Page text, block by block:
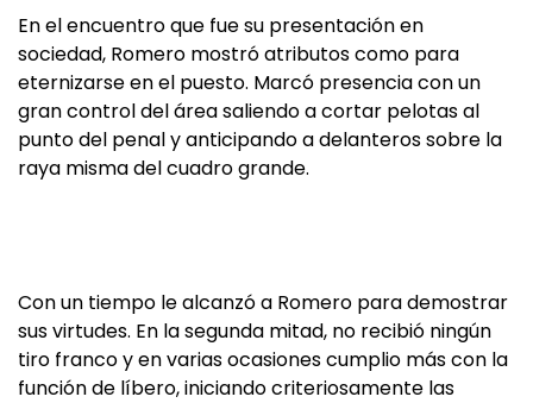
En el encuentro que fue su presentación en
sociedad, Romero mostró atributos como para
eternizarse en el puesto. Marcó presencia con un
gran control del área saliendo a cortar pelotas al
punto del penal y anticipando a delanteros sobre la
raya misma del cuadro grande.
Con un tiempo le alcanzó a Romero para demostrar
sus virtudes. En la segunda mitad, no recibió ningún
tiro franco y en varias ocasiones cumplio más con la
función de líbero, iniciando criteriosamente las